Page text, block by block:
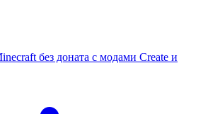
без доната с модами Create и